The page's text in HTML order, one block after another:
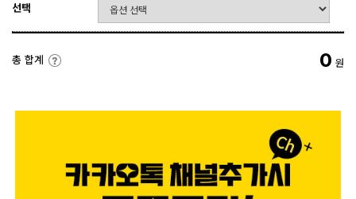
선택
총 합계 0 원